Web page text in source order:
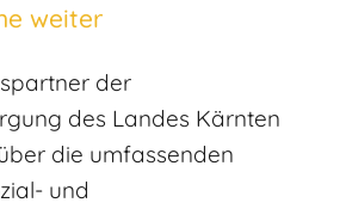
weiter
der
des Landes Kärnten
die umfassenden
und